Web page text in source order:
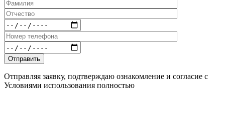
Отправляя заявку, подтверждаю ознакомление и согласие с
Условиями использования полностью